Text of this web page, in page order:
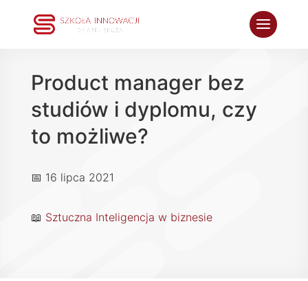
Product manager bez
studiów i dyplomu, czy
to możliwe?
📅 16 lipca 2021
📖 Sztuczna Inteligencja w biznesie